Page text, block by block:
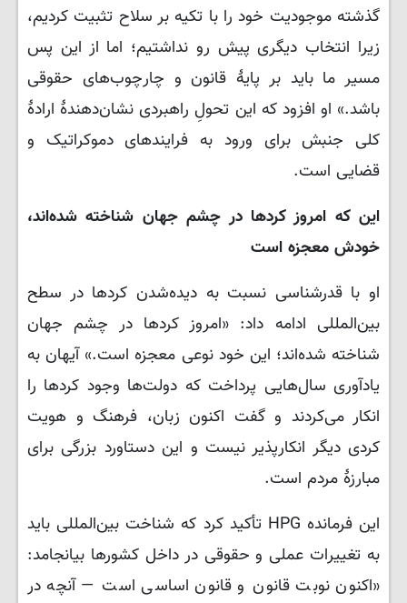
گذشته موجودیت خود را با تکیه بر سلاح تثبیت کردیم،
زیرا انتخاب دیگری پیش رو نداشتیم؛ اما از این پس
مسیر ما باید بر پایهٔ قانون و چارچوب‌های حقوقی
باشد.» او افزود که این تحولِ راهبردی نشان‌دهندهٔ ارادهٔ
کلی جنبش برای ورود به فرایندهای دموکراتیک و
قضایی است.
این که امروز کردها در چشم جهان شناخته شده‌اند،
خودش معجزه است
او با قدرشناسی نسبت به دیده‌شدن کردها در سطح
بین‌المللی ادامه داد: «امروز کردها در چشم جهان
شناخته شده‌اند؛ این خود نوعی معجزه است.» آیهان به
یادآوری سال‌هایی پرداخت که دولت‌ها وجود کردها را
انکار می‌کردند و گفت اکنون زبان، فرهنگ و هویت
کردی دیگر انکارپذیر نیست و این دستاورد بزرگی برای
مبارزهٔ مردم است.
این فرمانده HPG تأکید کرد که شناخت بین‌المللی باید
به تغییرات عملی و حقوقی در داخل کشورها بیانجامد:
«اکنون نوبت قانون و قانون اساسی است — آنچه در